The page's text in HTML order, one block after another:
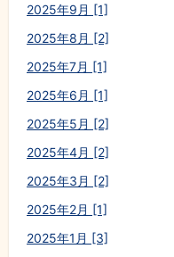
2025年9月 [1]
2025年8月 [2]
2025年7月 [1]
2025年6月 [1]
2025年5月 [2]
2025年4月 [2]
2025年3月 [2]
2025年2月 [1]
2025年1月 [3]